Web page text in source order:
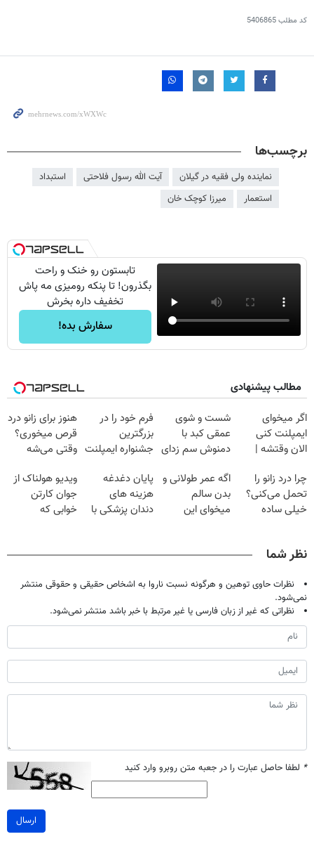
کد مطلب5406865
برچسب‌ها
نماینده ولی فقیه در گیلان آیت الله رسول فلاحتی
استبداد
استعمار
میرزا کوچک خان
تابستون رو خنک و راحت
بگذرون! تا پنکه رومیزی مه پاش
تخفیف داره بخرش
سفارش بده!
مطالب پیشنهادی
اگر میخوای
ایمپلنت کنی
الان وقتشه |
میلیون تومان!!!
شست و شوی
عمقی کبد با
دمنوش سم زدای
فرم خود را در
بزرگترین
جشنواره ایمپلنت
فقط ۲۵ میلیون
هنوز برای زانو درد
قرص میخوری؟
وقتی می‌شه
درمانش کرد؟؟؟؟
چرا درد زانو را
تحمل می‌کنی؟
خیلی ساده
اگه عمر طولانی و
بدن سالم
میخوای این
پایان دغدغه
هزینه های
دندان پزشکی با
ویدیو هولناک از
جوان کارتن
خوابی که
نظر شما
نظرات حاوی توهین و هرگونه نسبت ناروا به اشخاص حقیقی و حقوقی منتشر
نمی‌شود.
نظراتی که غیر از زبان فارسی یا غیر مرتبط با خبر باشد منتشر نمی‌شود.
* لطفا حاصل عبارت را در جعبه متن روبرو وارد کنید
ارسال